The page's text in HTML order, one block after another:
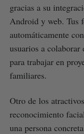
gracias a su
Android y web. Tus
automáticamente
usuarios a colaborar
para trabajar en
familiares.
Otro de los
reconocimiento
una persona